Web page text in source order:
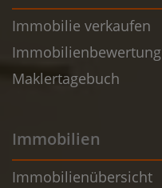
Immobilie verkaufen
Immobilienbewertung
Maklertagebuch
Immobilien
Immobilienübersicht